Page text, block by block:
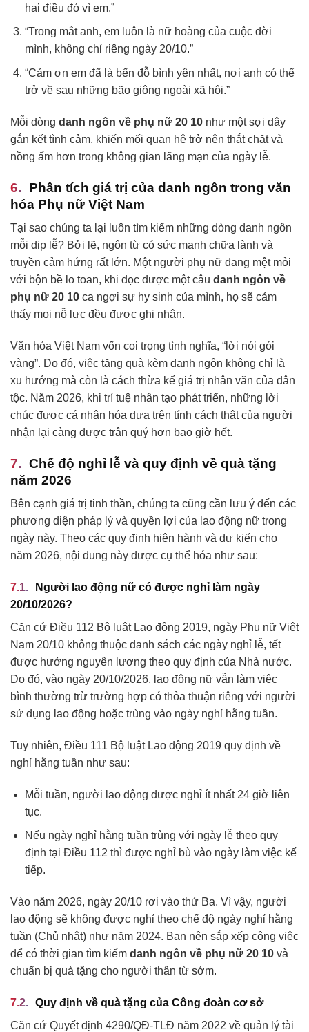
hai điều đó vì em.”
“Trong mắt anh, em luôn là nữ hoàng của cuộc đời
mình, không chỉ riêng ngày 20/10.”
“Cảm ơn em đã là bến đỗ bình yên nhất, nơi anh có thể
trở về sau những bão giông ngoài xã hội.”
Mỗi dòng danh ngôn về phụ nữ 20 10 như một sợi dây
gắn kết tình cảm, khiến mối quan hệ trở nên thắt chặt và
nồng ấm hơn trong không gian lãng mạn của ngày lễ.
Phân tích giá trị của danh ngôn trong văn
hóa Phụ nữ Việt Nam
Tại sao chúng ta lại luôn tìm kiếm những dòng danh ngôn
mỗi dịp lễ? Bởi lẽ, ngôn từ có sức mạnh chữa lành và
truyền cảm hứng rất lớn. Một người phụ nữ đang mệt mỏi
với bộn bề lo toan, khi đọc được một câu danh ngôn về
phụ nữ 20 10 ca ngợi sự hy sinh của mình, họ sẽ cảm
thấy mọi nỗ lực đều được ghi nhận.
Văn hóa Việt Nam vốn coi trọng tình nghĩa, “lời nói gói
vàng”. Do đó, việc tặng quà kèm danh ngôn không chỉ là
xu hướng mà còn là cách thừa kế giá trị nhân văn của dân
tộc. Năm 2026, khi trí tuệ nhân tạo phát triển, những lời
chúc được cá nhân hóa dựa trên tính cách thật của người
nhận lại càng được trân quý hơn bao giờ hết.
Chế độ nghỉ lễ và quy định về quà tặng
năm 2026
Bên cạnh giá trị tinh thần, chúng ta cũng cần lưu ý đến các
phương diện pháp lý và quyền lợi của lao động nữ trong
ngày này. Theo các quy định hiện hành và dự kiến cho
năm 2026, nội dung này được cụ thể hóa như sau:
Người lao động nữ có được nghỉ làm ngày
20/10/2026?
Căn cứ Điều 112 Bộ luật Lao động 2019, ngày Phụ nữ Việt
Nam 20/10 không thuộc danh sách các ngày nghỉ lễ, tết
được hưởng nguyên lương theo quy định của Nhà nước.
Do đó, vào ngày 20/10/2026, lao động nữ vẫn làm việc
bình thường trừ trường hợp có thỏa thuận riêng với người
sử dụng lao động hoặc trùng vào ngày nghỉ hằng tuần.
Tuy nhiên, Điều 111 Bộ luật Lao động 2019 quy định về
nghỉ hằng tuần như sau:
Mỗi tuần, người lao động được nghỉ ít nhất 24 giờ liên
tục.
Nếu ngày nghỉ hằng tuần trùng với ngày lễ theo quy
định tại Điều 112 thì được nghỉ bù vào ngày làm việc kế
tiếp.
Vào năm 2026, ngày 20/10 rơi vào thứ Ba. Vì vậy, người
lao động sẽ không được nghỉ theo chế độ ngày nghỉ hằng
tuần (Chủ nhật) như năm 2024. Bạn nên sắp xếp công việc
để có thời gian tìm kiếm danh ngôn về phụ nữ 20 10 và
chuẩn bị quà tặng cho người thân từ sớm.
Quy định về quà tặng của Công đoàn cơ sở
Căn cứ Quyết định 4290/QĐ-TLĐ năm 2022 về quản lý tài